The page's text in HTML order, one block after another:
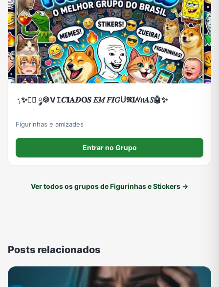
᠂࣭.✨ ⃝༘⃕🍪V𝙸𝑪𝐈𝐀𝑫𝐎𝑺 𝐸𝑀 𝐹𝑰𝐺ᑌ𝕽𝐈ꤾዘ𝜜𝑆🤖✨
Figurinhas e amizades
Entrar no Grupo
Ver todos os grupos de Figurinhas e Stickers →
Posts relacionados